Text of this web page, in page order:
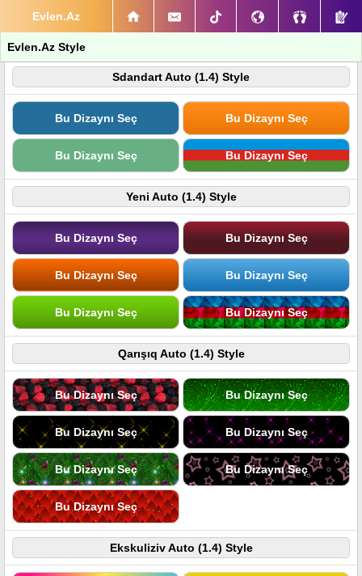
Evlen.Az
Evlen.Az Style
Sdandart Auto (1.4) Style
Bu Dizaynı Seç Bu Dizaynı Seç
Bu Dizaynı Seç Bu Dizaynı Seç
Yeni Auto (1.4) Style
Bu Dizaynı Seç Bu Dizaynı Seç
Bu Dizaynı Seç Bu Dizaynı Seç
Bu Dizaynı Seç Bu Dizaynı Seç
Qarışıq Auto (1.4) Style
Bu Dizaynı Seç Bu Dizaynı Seç
Bu Dizaynı Seç Bu Dizaynı Seç
Bu Dizaynı Seç Bu Dizaynı Seç
Bu Dizaynı Seç
Ekskuliziv Auto (1.4) Style